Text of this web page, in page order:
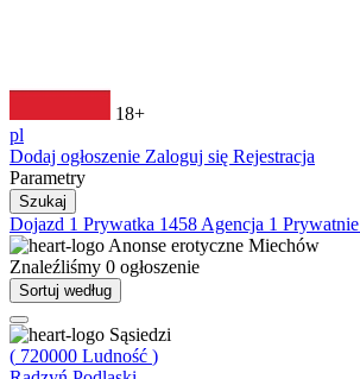
18+
pl
Dodaj ogłoszenie Zaloguj się Rejestracja
Parametry
Szukaj
Dojazd 1 Prywatka 1458 Agencja 1 Prywatnie
Anonse erotyczne Miechów
Znaleźliśmy 0 ogłoszenie
Sortuj według
Sąsiedzi
( 720000 Ludność )